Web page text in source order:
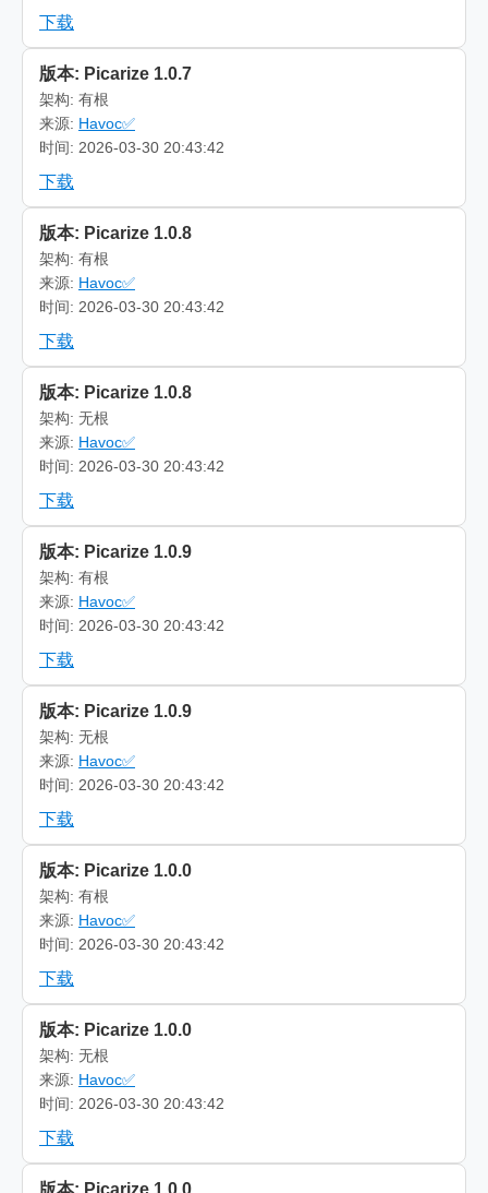
下载
版本: Picarize 1.0.7
架构: 有根
来源: Havoc✅
时间: 2026-03-30 20:43:42
下载
版本: Picarize 1.0.8
架构: 有根
来源: Havoc✅
时间: 2026-03-30 20:43:42
下载
版本: Picarize 1.0.8
架构: 无根
来源: Havoc✅
时间: 2026-03-30 20:43:42
下载
版本: Picarize 1.0.9
架构: 有根
来源: Havoc✅
时间: 2026-03-30 20:43:42
下载
版本: Picarize 1.0.9
架构: 无根
来源: Havoc✅
时间: 2026-03-30 20:43:42
下载
版本: Picarize 1.0.0
架构: 有根
来源: Havoc✅
时间: 2026-03-30 20:43:42
下载
版本: Picarize 1.0.0
架构: 无根
来源: Havoc✅
时间: 2026-03-30 20:43:42
下载
版本: Picarize 1.0.0